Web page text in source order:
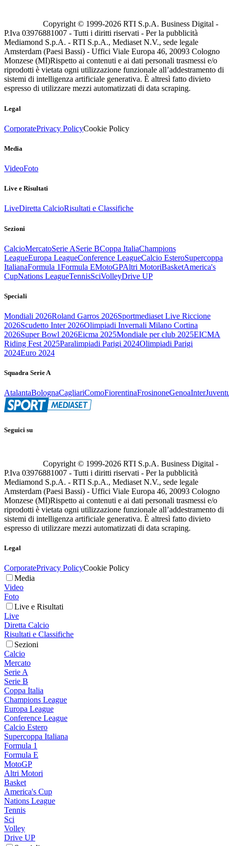
Copyright © 1999-2026 RTI S.p.A. Business Digital -
P.Iva 03976881007 - Tutti i diritti riservati - Per la pubblicità
Mediamond S.p.A. - RTI S.p.A., Mediaset N.V., sede legale
Amsterdam (Paesi Bassi) - Uffici Viale Europa 46, 20093 Cologno
Monzese (MI)Rispetto ai contenuti e ai dati personali trasmessi e/o
riprodotti è vietata ogni utilizzazione funzionale all’addestramento di
sistemi di intelligenza artificiale generativa. È altresì fatto divieto
espresso di utilizzare mezzi automatizzati di data scraping.
Legal
CorporatePrivacy PolicyCookie Policy
Media
VideoFoto
Live e Risultati
LiveDiretta CalcioRisultati e Classifiche
Sezioni
CalcioMercatoSerie ASerie BCoppa ItaliaChampions
LeagueEuropa LeagueConference LeagueCalcio EsteroSupercoppa
ItalianaFormula 1Formula EMotoGPAltri MotoriBasketAmerica's
CupNations LeagueTennisSciVolleyDrive UP
Speciali
Mondiali 2026Roland Garros 2026Sportmediaset Live Riccione
2026Scudetto Inter 2026Olimpiadi Invernali Milano Cortina
2026Super Bowl 2026Eicma 2025Mondiale per club 2025EICMA
Riding Fest 2025Paralimpiadi Parigi 2024Olimpiadi Parigi
2024Euro 2024
Squadra Serie A
AtalantaBolognaCagliariComoFiorentinaFrosinoneGenoaInter
Seguici su
Copyright © 1999-2026 RTI S.p.A. Business Digital -
P.Iva 03976881007 - Tutti i diritti riservati - Per la pubblicità
Mediamond S.p.A. - RTI S.p.A., Mediaset N.V., sede legale
Amsterdam (Paesi Bassi) - Uffici Viale Europa 46, 20093 Cologno
Monzese (MI)Rispetto ai contenuti e ai dati personali trasmessi e/o
riprodotti è vietata ogni utilizzazione funzionale all’addestramento di
sistemi di intelligenza artificiale generativa. È altresì fatto divieto
espresso di utilizzare mezzi automatizzati di data scraping.
Legal
CorporatePrivacy PolicyCookie Policy
Media
Video
Foto
Live e Risultati
Live
Diretta Calcio
Risultati e Classifiche
Sezioni
Calcio
Mercato
Serie A
Serie B
Coppa Italia
Champions League
Europa League
Conference League
Calcio Estero
Supercoppa Italiana
Formula 1
Formula E
MotoGP
Altri Motori
Basket
America's Cup
Nations League
Tennis
Sci
Volley
Drive UP